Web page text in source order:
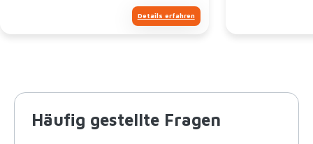
Details erfahren
Häufig gestellte Fragen